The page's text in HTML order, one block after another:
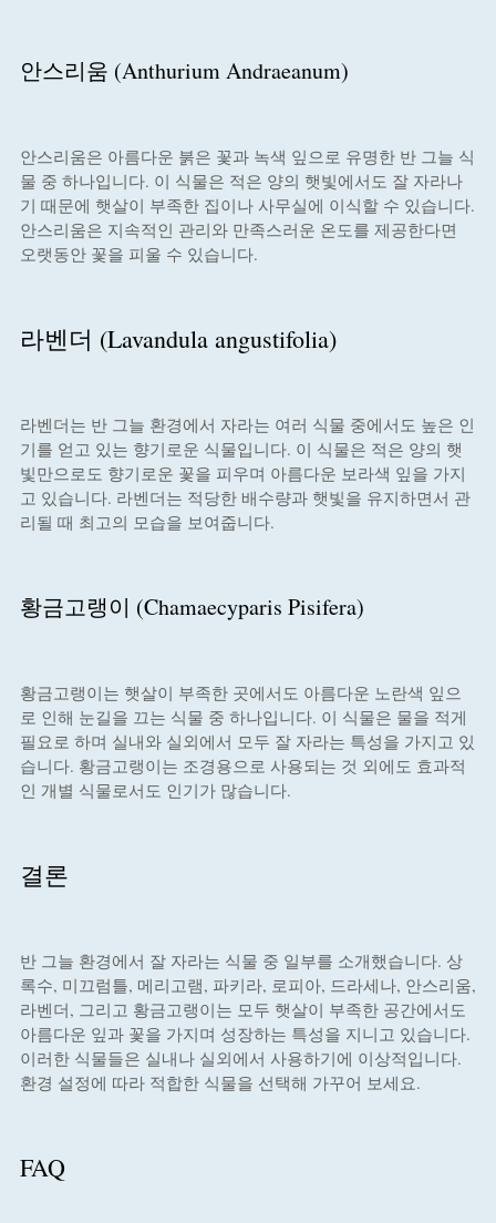
안스리움 (Anthurium Andraeanum)
안스리움은 아름다운 붉은 꽃과 녹색 잎으로 유명한 반 그늘 식
물 중 하나입니다. 이 식물은 적은 양의 햇빛에서도 잘 자라나
기 때문에 햇살이 부족한 집이나 사무실에 이식할 수 있습니다.
안스리움은 지속적인 관리와 만족스러운 온도를 제공한다면
오랫동안 꽃을 피울 수 있습니다.
라벤더 (Lavandula angustifolia)
라벤더는 반 그늘 환경에서 자라는 여러 식물 중에서도 높은 인
기를 얻고 있는 향기로운 식물입니다. 이 식물은 적은 양의 햇
빛만으로도 향기로운 꽃을 피우며 아름다운 보라색 잎을 가지
고 있습니다. 라벤더는 적당한 배수량과 햇빛을 유지하면서 관
리될 때 최고의 모습을 보여줍니다.
황금고랭이 (Chamaecyparis Pisifera)
황금고랭이는 햇살이 부족한 곳에서도 아름다운 노란색 잎으
로 인해 눈길을 끄는 식물 중 하나입니다. 이 식물은 물을 적게
필요로 하며 실내와 실외에서 모두 잘 자라는 특성을 가지고 있
습니다. 황금고랭이는 조경용으로 사용되는 것 외에도 효과적
인 개별 식물로서도 인기가 많습니다.
결론
반 그늘 환경에서 잘 자라는 식물 중 일부를 소개했습니다. 상
록수, 미끄럼틀, 메리고램, 파키라, 로피아, 드라세나, 안스리움,
라벤더, 그리고 황금고랭이는 모두 햇살이 부족한 공간에서도
아름다운 잎과 꽃을 가지며 성장하는 특성을 지니고 있습니다.
이러한 식물들은 실내나 실외에서 사용하기에 이상적입니다.
환경 설정에 따라 적합한 식물을 선택해 가꾸어 보세요.
FAQ